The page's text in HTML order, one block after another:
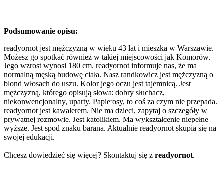
Podsumowanie opisu:
readyornot jest mężczyzną w wieku 43 lat i mieszka w Warszawie.
Możesz go spotkać również w takiej miejscowości jak Komorów.
Jego wzrost wynosi 180 cm. readyornot informuje nas, że ma
normalną męską budowę ciała. Nasz randkowicz jest mężczyzną o
blond włosach do uszu. Kolor jego oczu jest tajemnicą. Jest
mężczyzną, którego opisują słowa: dobry słuchacz,
niekonwencjonalny, uparty. Papierosy, to coś za czym nie przepada.
readyornot jest kawalerem. Nie ma dzieci, zapytaj o szczegóły w
prywatnej rozmowie. Jest katolikiem. Ma wykształcenie niepełne
wyższe. Jest spod znaku barana. Aktualnie readyornot skupia się na
swojej edukacji.
Chcesz dowiedzieć się więcej? Skontaktuj się z readyornot.